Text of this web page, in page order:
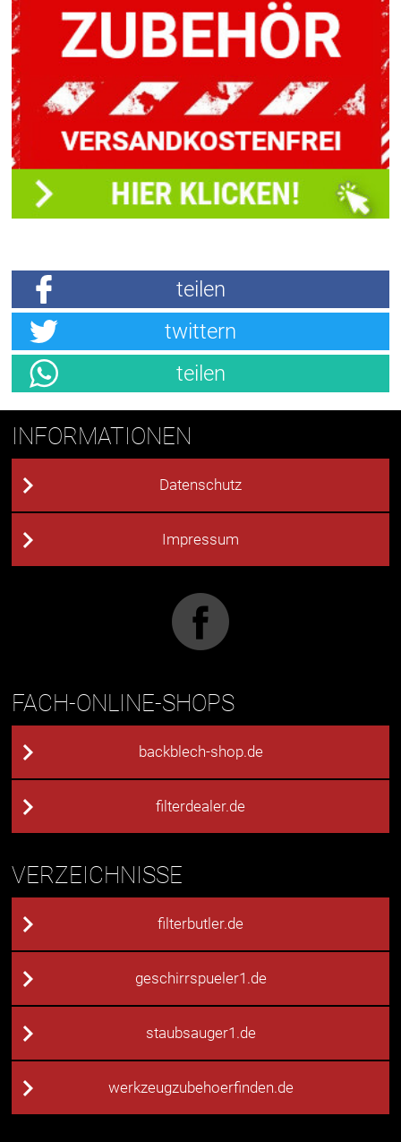
teilen
twittern
teilen
INFORMATIONEN
Datenschutz
Impressum
FACH-ONLINE-SHOPS
backblech-shop.de
filterdealer.de
VERZEICHNISSE
filterbutler.de
geschirrspueler1.de
staubsauger1.de
werkzeugzubehoerfinden.de